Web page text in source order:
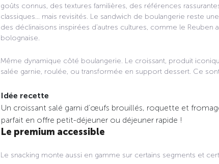
goûts connus, des textures familières, des références
classiques… mais revisités. Le sandwich de boulangerie reste
des déclinaisons inspirées d’autres cultures, comme le
bolognaise.
Même dynamique côté boulangerie. Le croissant, produit
salée garnie, roulée, ou transformée en support dessert. Ce
Idée recette
Un croissant salé garni d’œufs brouillés, roquette et
parfait en offre petit-déjeuner ou déjeuner rapide !
Le premium accessible
Le snacking monte aussi en gamme sur certains segments et